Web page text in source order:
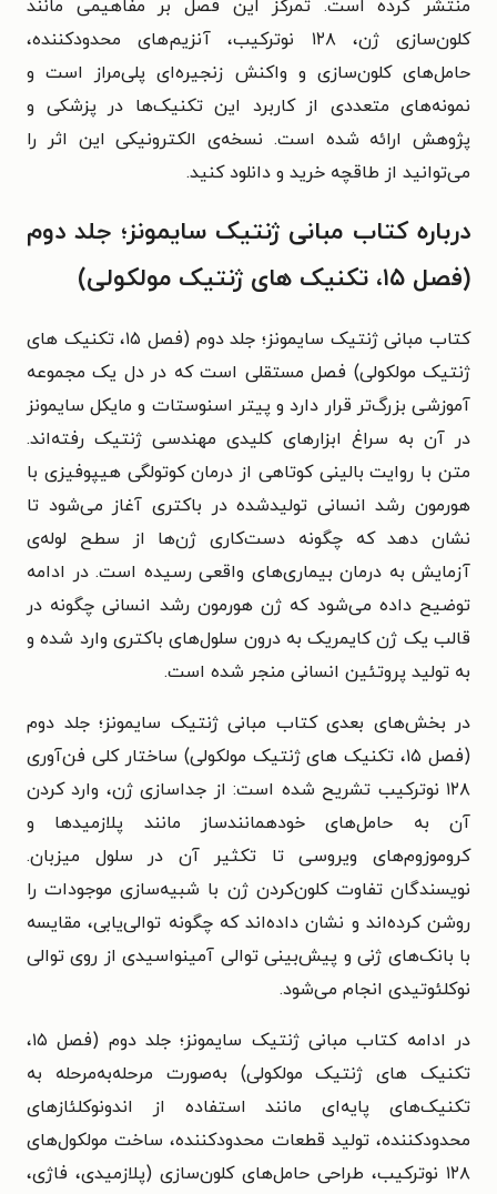
منتشر کرده است. تمرکز این فصل بر مفاهیمی مانند
کلون‌سازی ژن، ۱۲۸ نوترکیب، آنزیم‌های محدودکننده،
حامل‌های کلون‌سازی و واکنش زنجیره‌ای پلی‌مراز است و
نمونه‌های متعددی از کاربرد این تکنیک‌ها در پزشکی و
پژوهش ارائه شده است. نسخه‌ی الکترونیکی این اثر را
می‌توانید از طاقچه خرید و دانلود کنید.
درباره کتاب مبانی ژنتیک سایمونز؛ جلد دوم
(فصل ۱۵، تکنیک های ژنتیک مولکولی)
کتاب مبانی ژنتیک سایمونز؛ جلد دوم (فصل ۱۵، تکنیک های
ژنتیک مولکولی) فصل مستقلی است که در دل یک مجموعه
آموزشی بزرگ‌تر قرار دارد و پیتر اسنوستات و مایکل سایمونز
در آن به سراغ ابزارهای کلیدی مهندسی ژنتیک رفته‌اند.
متن با روایت بالینی کوتاهی از درمان کوتولگی هیپوفیزی با
هورمون رشد انسانی تولیدشده در باکتری آغاز می‌شود تا
نشان دهد که چگونه دست‌کاری ژن‌ها از سطح لوله‌ی
آزمایش به درمان بیماری‌های واقعی رسیده است. در ادامه
توضیح داده می‌شود که ژن هورمون رشد انسانی چگونه در
قالب یک ژن کایمریک به درون سلول‌های باکتری وارد شده و
به تولید پروتئین انسانی منجر شده است.
در بخش‌های بعدی کتاب مبانی ژنتیک سایمونز؛ جلد دوم
(فصل ۱۵، تکنیک های ژنتیک مولکولی) ساختار کلی فن‌آوری
۱۲۸ نوترکیب تشریح شده است: از جداسازی ژن، وارد کردن
آن به حامل‌های خودهمانندساز مانند پلازمیدها و
کروموزوم‌های ویروسی تا تکثیر آن در سلول میزبان.
نویسندگان تفاوت کلون‌کردن ژن با شبیه‌سازی موجودات را
روشن کرده‌اند و نشان داده‌اند که چگونه توالی‌یابی، مقایسه
با بانک‌های ژنی و پیش‌بینی توالی آمینواسیدی از روی توالی
نوکلئوتیدی انجام می‌شود.
در ادامه کتاب مبانی ژنتیک سایمونز؛ جلد دوم (فصل ۱۵،
تکنیک های ژنتیک مولکولی) به‌صورت مرحله‌به‌مرحله به
تکنیک‌های پایه‌ای مانند استفاده از اندونوکلئازهای
محدودکننده، تولید قطعات محدودکننده، ساخت مولکول‌های
۱۲۸ نوترکیب، طراحی حامل‌های کلون‌سازی (پلازمیدی، فاژی،